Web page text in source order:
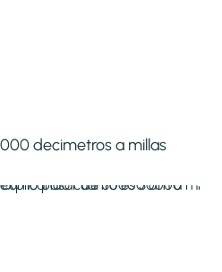
decimetros a millas